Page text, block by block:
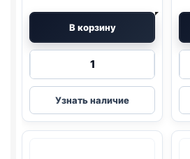
В корзину
Количество
Pro
Plan
сух.
Узнать наличие